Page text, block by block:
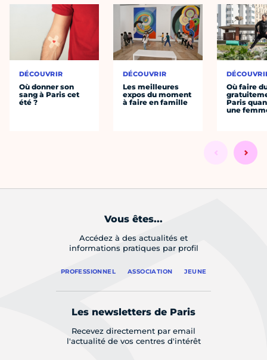
DÉCOUVRIR
Où donner son
sang à Paris cet
été ?
DÉCOUVRIR
Les meilleures
expos du moment
à faire en famille
Où faire
Paris
une
Vous êtes...
Accédez à des actualités et
informations pratiques par profil
PROFESSIONNEL ASSOCIATION JEUNE
Les newsletters de Paris
Recevez directement par email
l'actualité de vos centres d'intérêt